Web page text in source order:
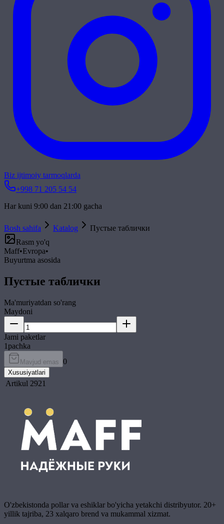
Biz ijtimoiy tarmoqlarda
+998 71 205 54 54
Har kuni 9:00 dan 21:00 gacha
Bosh sahifa Katalog
Пустые таблички
Rasm yo'q
Maff•Evropa•
Buyurtma asosida
Пустые таблички
Ma'muriyatdan so'rang
Maydoni
Jami paketlar
1pachka
Mavjud emas 0
Xususiyatlari
Artikul 2921
O'zbekistonda pollar va eshiklar bo'yicha yetakchi distribyutor. 20+
yillik tajriba, 23 xalqaro brend va mukammal xizmat.